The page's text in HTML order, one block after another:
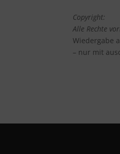
Copyright:
Alle Rechte
Wiedergabe
– nur mit